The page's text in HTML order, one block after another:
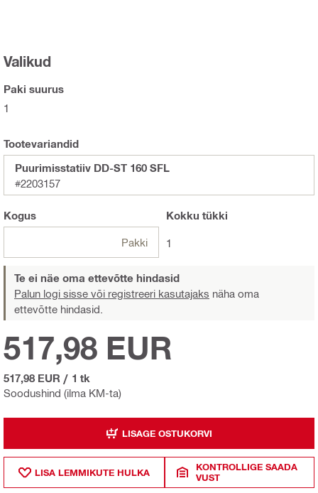
Valikud
Paki suurus
1
Tootevariandid
Puurimisstatiiv DD-ST 160 SFL
#2203157
Kogus
Pakki
Kokku tükki
1
Te ei näe oma ettevõtte hindasid
Palun logi sisse või registreeri kasutajaks näha oma
ettevõtte hindasid.
Soodushind (ilma KM-ta)
517,98 EUR
517,98 EUR / 1 tk
LISAGE OSTUKORVI
LISA LEMMIKUTE HULKA
KONTROLLIGE SAADA
VUST